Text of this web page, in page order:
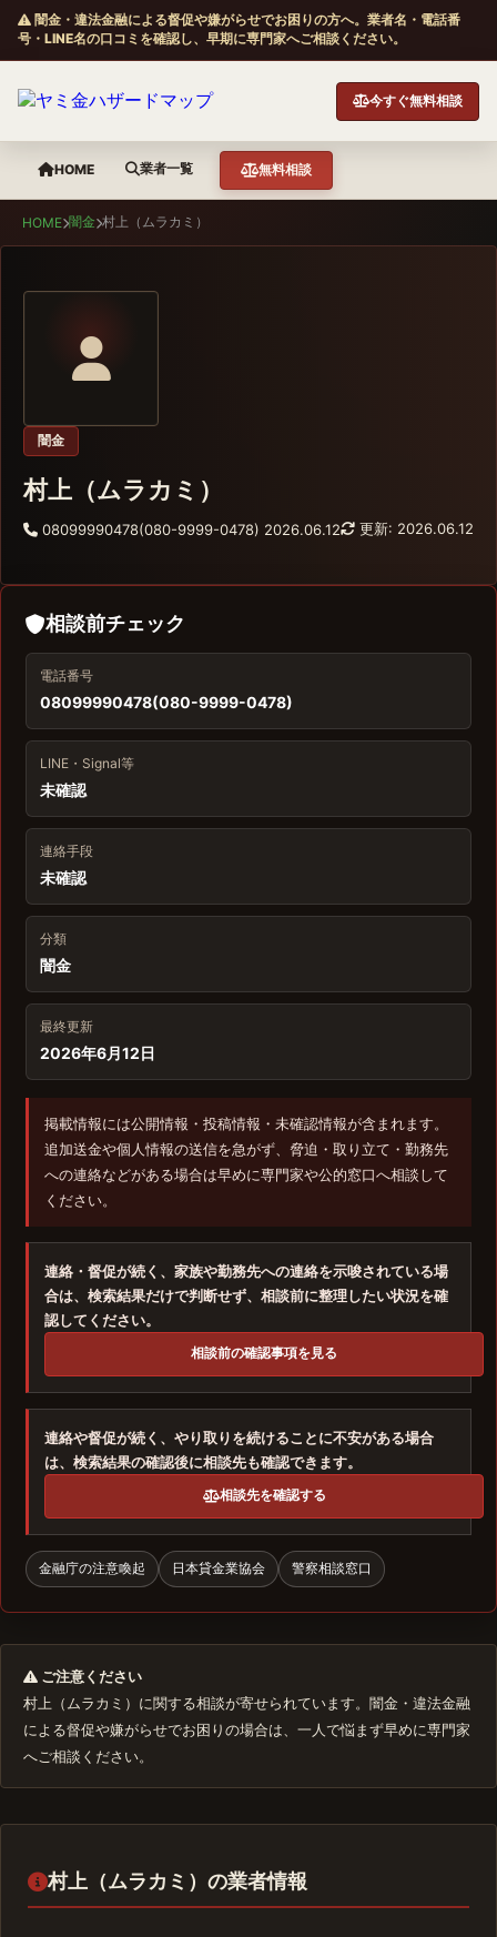
闇金・違法金融による督促や嫌がらせでお困りの方へ。業者名・電話番
号・LINE名の口コミを確認し、早期に専門家へご相談ください。
今すぐ無料相談
HOME 業者一覧 無料相談
HOME 闇金 村上（ムラカミ）
闇金
村上（ムラカミ）
08099990478(080-9999-0478) 2026.06.12 更新: 2026.06.12
相談前チェック
電話番号
08099990478(080-9999-0478)
LINE・Signal等
未確認
連絡手段
未確認
分類
闇金
最終更新
2026年6月12日
掲載情報には公開情報・投稿情報・未確認情報が含まれます。
追加送金や個人情報の送信を急がず、脅迫・取り立て・勤務先
への連絡などがある場合は早めに専門家や公的窓口へ相談して
ください。
連絡・督促が続く、家族や勤務先への連絡を示唆されている場
合は、検索結果だけで判断せず、相談前に整理したい状況を確
認してください。
相談前の確認事項を見る
連絡や督促が続く、やり取りを続けることに不安がある場合
は、検索結果の確認後に相談先も確認できます。
相談先を確認する
金融庁の注意喚起 日本貸金業協会 警察相談窓口
ご注意ください
村上（ムラカミ）に関する相談が寄せられています。闇金・違法金融
による督促や嫌がらせでお困りの場合は、一人で悩まず早めに専門家
へご相談ください。
村上（ムラカミ）の業者情報